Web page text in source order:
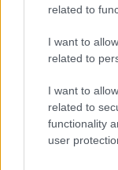
related to
I want to
related to
I want to
related to
functionality
user